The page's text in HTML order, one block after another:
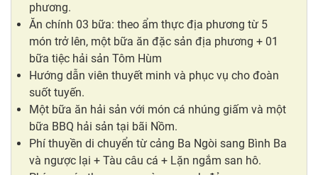
phương.
Ăn chính 03 bữa: theo ẩm thực địa phương từ 5
món trở lên, một bữa ăn đặc sản địa phương + 01
bữa tiệc hải sản Tôm Hùm
Hướng dẫn viên thuyết minh và phục vụ cho đoàn
suốt tuyến.
Một bữa ăn hải sản với món cá nhúng giấm và một
bữa BBQ hải sản tại bãi Nồm.
Phí thuyền di chuyển từ cảng Ba Ngòi sang Bình Ba
và ngược lại + Tàu câu cá + Lặn ngắm san hô.